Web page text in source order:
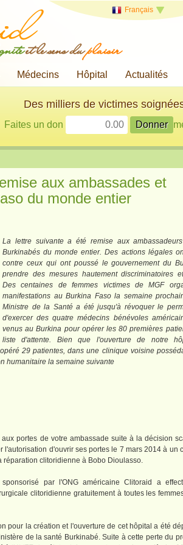
Français
et le sens duplaisir
Médecins Hôpital Actualités
Des milliers de victimes
Faites un don
aux ambassades et
du monde entier
La lettre suivante a été remise aux
Burkinabés du monde entier. Des actions légales
contre ceux qui ont poussé le gouvernement du
prendre des mesures hautement discriminatoires
Des centaines de femmes victimes de MGF
manifestations au Burkina Faso la semaine
Ministre de la Santé a été jusqu'à révoquer le
d'exercer des quatre médecins bénévoles
venus au Burkina pour opérer les 80 premières
liste d'attente. Bien que l'ouverture de notre
29 patientes, dans une clinique voisine
humanitaire la semaine suivante
portes de votre ambassade suite à la décision
d'ouvrir ses portes le 7 mars 2014 à un
clitoridienne à Bobo Dioulasso.
par l'ONG américaine Clitoraid​ a
clitoridienne gratuitement à toutes les
pour la création et l'ouverture de cet hôpital a été
de la santé Burkinabé. Suite à cette perte du